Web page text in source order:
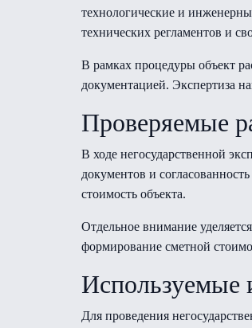
технологические и
технических регламентов и
В рамках процедуры объект
документацией. Экспертиза
Проверяемые
В ходе негосударственной
документов и
стоимость объекта.
Отдельное внимание
формирование сметной
Используемые
Для проведения